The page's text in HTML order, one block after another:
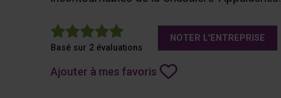
5
Basé sur 2 évaluations
NOTER L'ENTREPRISE
Ajouter à mes favoris